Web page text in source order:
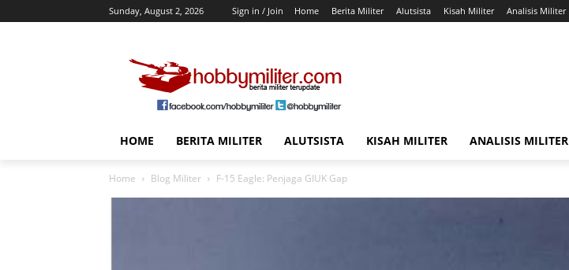
Sunday, August 2, 2026 Sign in / Join Home Berita Militer Alutsista Kisah Militer Analisis Militer
HOME BERITA MILITER ALUTSISTA KISAH MILITER ANALISIS MILITER
Home Blog Militer F-15 Eagle: Penjaga GIUK Gap